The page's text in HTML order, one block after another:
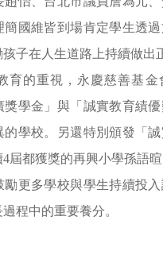
簡國維皆到場肯定學生透
子在人生道路上持續做出
育的重視，永慶慈善基金
獎學金」與「誠實教育績
學校。另還特別頒發「誠
屆都獲獎的再興小學孫語
勵更多學校與學生持續投入
程中的重要養分。